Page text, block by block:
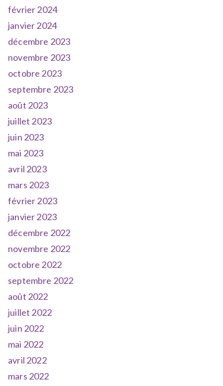
février 2024
janvier 2024
décembre 2023
novembre 2023
octobre 2023
septembre 2023
août 2023
juillet 2023
juin 2023
mai 2023
avril 2023
mars 2023
février 2023
janvier 2023
décembre 2022
novembre 2022
octobre 2022
septembre 2022
août 2022
juillet 2022
juin 2022
mai 2022
avril 2022
mars 2022